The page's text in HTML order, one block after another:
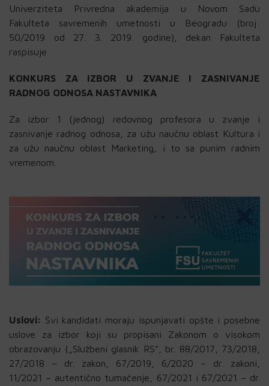
Univerziteta Privredna akademija u Novom Sadu
Fakulteta savremenih umetnosti u Beogradu (broj:
50/2019 od 27. 3. 2019. godine), dekan Fakulteta
raspisuje
KONKURS ZA IZBOR U ZVANJE I ZASNIVANJE
RADNOG ODNOSA NASTAVNIKA
Za izbor 1 (jednog) redovnog profesora u zvanje i
zasnivanje radnog odnosa, za užu naučnu oblast Kultura i
za užu naučnu oblast Marketing, i to sa punim radnim
vremenom.
Uslovi: Svi kandidati moraju ispunjavati opšte i posebne
uslove za izbor koji su propisani Zakonom o visokom
obrazovanju („Službeni glasnik RS”, br. 88/2017, 73/2018,
27/2018 – dr. zakon, 67/2019, 6/2020 – dr. zakoni,
11/2021 – autentično tumačenje, 67/2021 i 67/2021 – dr.